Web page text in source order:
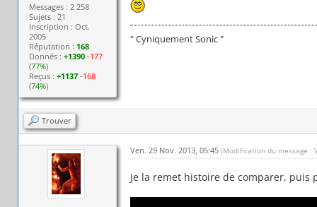
Messages : 2 258
Sujets : 21
Inscription : Oct.
2005
Réputation : 168
Donnés :+1390 -177
(77%)
Reçus :+1137 -168
(74%)
" Cyniquement Sonic "
Trouver
Ven. 29 Nov. 2013, 05:45 (Modification du message :
Je la remet histoire de comparer, puis